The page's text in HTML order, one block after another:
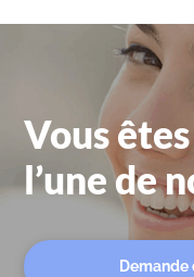
Vous
l’une de